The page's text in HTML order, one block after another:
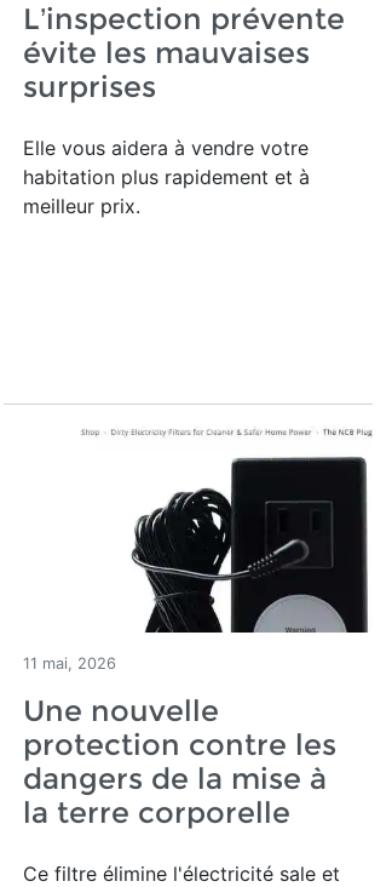
L’inspection prévente
évite les mauvaises
surprises
Elle vous aidera à vendre votre
habitation plus rapidement et à
meilleur prix.
11 mai, 2026
Une nouvelle
protection contre les
dangers de la mise à
la terre corporelle
Ce filtre élimine l'électricité sale et